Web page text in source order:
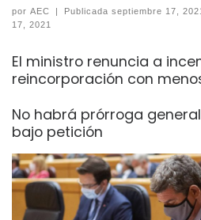
por AEC | Publicadaseptiembre 17,
17, 2021
El ministro renuncia a
reincorporación con
No habrá prórroga
bajo petición